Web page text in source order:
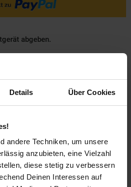
Details Über Cookies
andere Techniken, um unsere
anzubieten, eine Vielzahl
diese stetig zu verbessern
Deinen Interessen auf
abgeben.
Basis°Punkte:
10
Extra°Punkte: